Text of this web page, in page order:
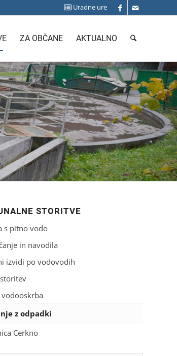
Uradne ure
ZA OBČANE AKTUALNO
STORITVE
s pitno vodo
in navodila
izvidi po vodovodih
vodooskrba
z odpadki
Cerkno